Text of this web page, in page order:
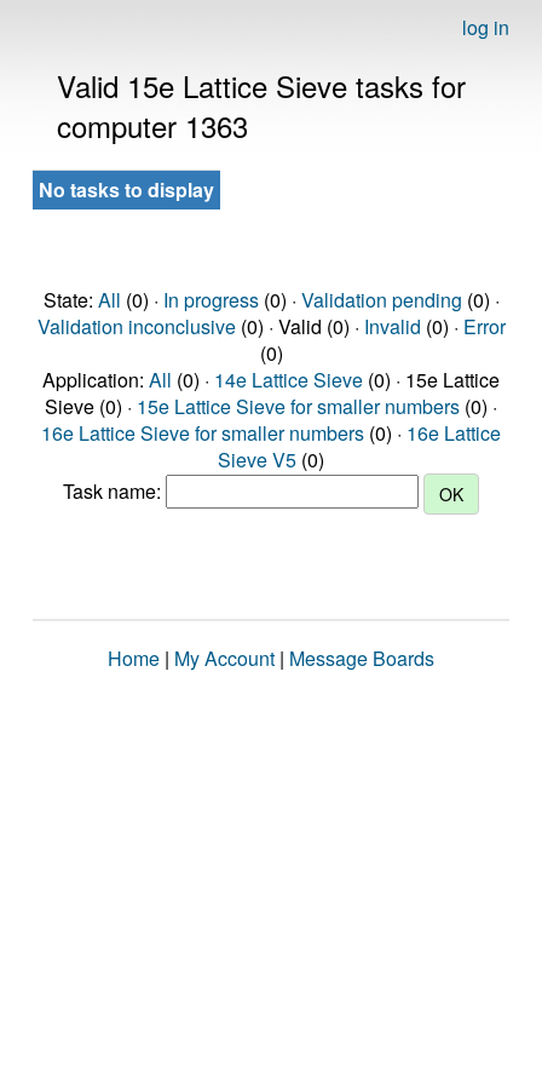
log in
Valid 15e Lattice Sieve tasks for
computer 1363
No tasks to display
State: All (0) · In progress(0) · Validation pending (0) ·
Validation inconclusive(0) · Valid (0) · Invalid (0) · Error
(0)
Application: All (0) · 14e Lattice Sieve (0) · 15e Lattice
Sieve (0) · 15e Lattice Sieve for smaller numbers (0) ·
16e Lattice Sieve for smaller numbers (0) · 16e Lattice
Sieve V5 (0)
Task name:
Home | My Account | Message Boards